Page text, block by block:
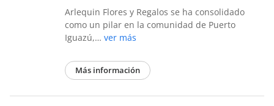
Arlequin Flores y Regalos se ha consolidado
como un pilar en la comunidad de Puerto
Iguazú,… ver más
Más información